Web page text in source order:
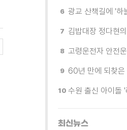
최신뉴스